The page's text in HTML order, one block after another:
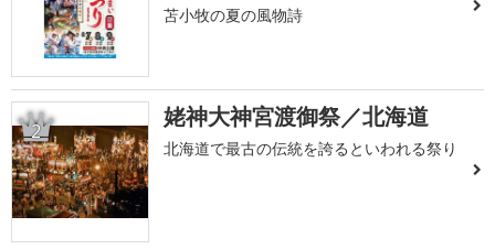
苫小牧の夏の風物詩
2 姥神大神宮渡御祭／北海道
北海道で最古の伝統を誇るといわれる祭り